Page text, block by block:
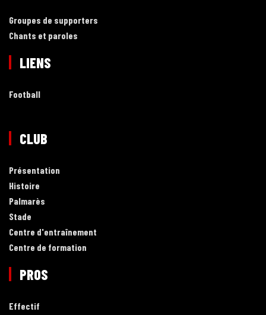
Groupes de supporters
Chants et paroles
LIENS
Football
CLUB
Présentation
Histoire
Palmarès
Stade
Centre d'entraînement
Centre de formation
PROS
Effectif